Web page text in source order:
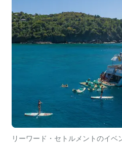
リーワード・セトルメントのイベ